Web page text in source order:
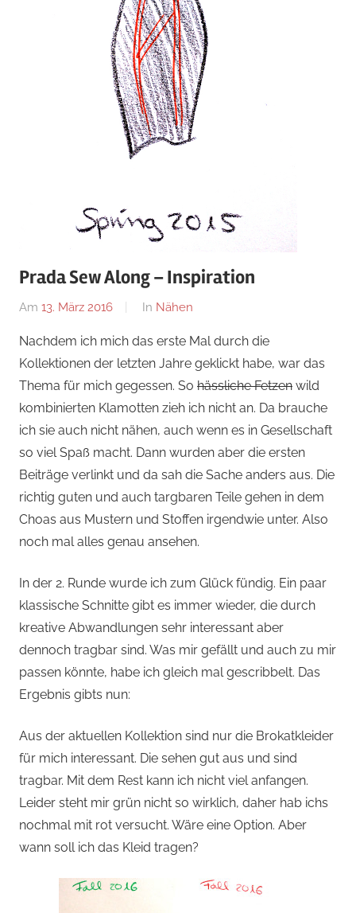
Prada Sew Along – Inspiration
Am 13. März 2016
Von
In Nähen
Nachdem ich mich das erste Mal durch die
Kollektionen der letzten Jahre geklickt habe, war das
Thema für mich gegessen. So hässliche Fetzen wild
kombinierten Klamotten zieh ich nicht an. Da brauche
ich sie auch nicht nähen, auch wenn es in Gesellschaft
so viel Spaß macht. Dann wurden aber die ersten
Beiträge verlinkt und da sah die Sache anders aus. Die
richtig guten und auch targbaren Teile gehen in dem
Choas aus Mustern und Stoffen irgendwie unter. Also
noch mal alles genau ansehen.
In der 2. Runde wurde ich zum Glück fündig. Ein paar
klassische Schnitte gibt es immer wieder, die durch
kreative Abwandlungen sehr interessant aber
dennoch tragbar sind. Was mir gefällt und auch zu mir
passen könnte, habe ich gleich mal gescribbelt. Das
Ergebnis gibts nun:
Aus der aktuellen Kollektion sind nur die Brokatkleider
für mich interessant. Die sehen gut aus und sind
tragbar. Mit dem Rest kann ich nicht viel anfangen.
Leider steht mir grün nicht so wirklich, daher hab ichs
nochmal mit rot versucht. Wäre eine Option. Aber
wann soll ich das Kleid tragen?